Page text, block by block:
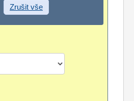
Zrušit vše